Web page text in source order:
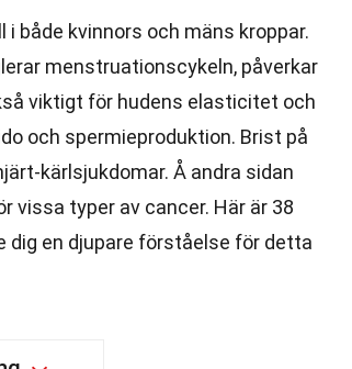
både kvinnors och mäns kroppar.
menstruationscykeln, påverkar
viktigt för hudens elasticitet och
och spermieproduktion. Brist på
kärlsjukdomar. Å andra sidan
vissa typer av cancer. Här är 38
dig en djupare förståelse för detta